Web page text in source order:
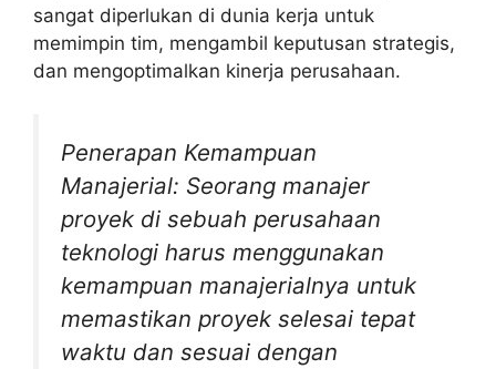
sangat diperlukan di dunia kerja untuk
memimpin tim, mengambil keputusan strategis,
dan mengoptimalkan kinerja perusahaan.
Penerapan Kemampuan
Manajerial: Seorang manajer
proyek di sebuah perusahaan
teknologi harus menggunakan
kemampuan manajerialnya untuk
memastikan proyek selesai tepat
waktu dan sesuai dengan